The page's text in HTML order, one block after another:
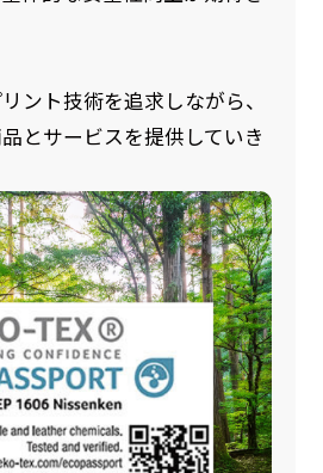
ント技術を追求しながら、
とサービスを提供していき